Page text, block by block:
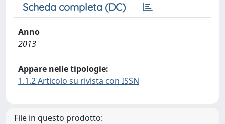
Scheda completa (DC)
Anno
2013
Appare nelle tipologie:
1.1.2 Articolo su rivista con ISSN
File in questo prodotto: